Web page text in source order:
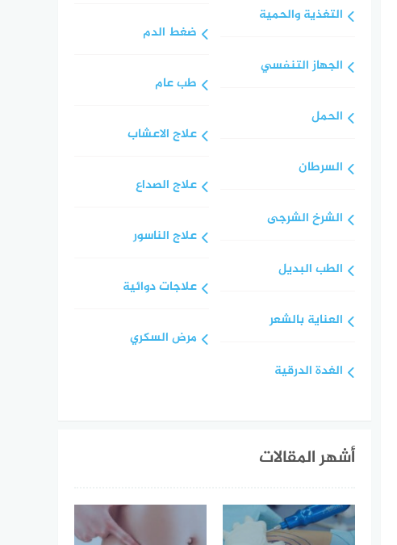
التغذية والحمية
الجهاز التنفسي
الحمل
السرطان
الشرخ الشرجى
الطب البديل
العناية بالشعر
الغدة الدرقية
ضغط الدم
طب عام
علاج الاعشاب
علاج الصداع
علاج الناسور
علاجات دوائية
مرض السكري
أشهر المقالات